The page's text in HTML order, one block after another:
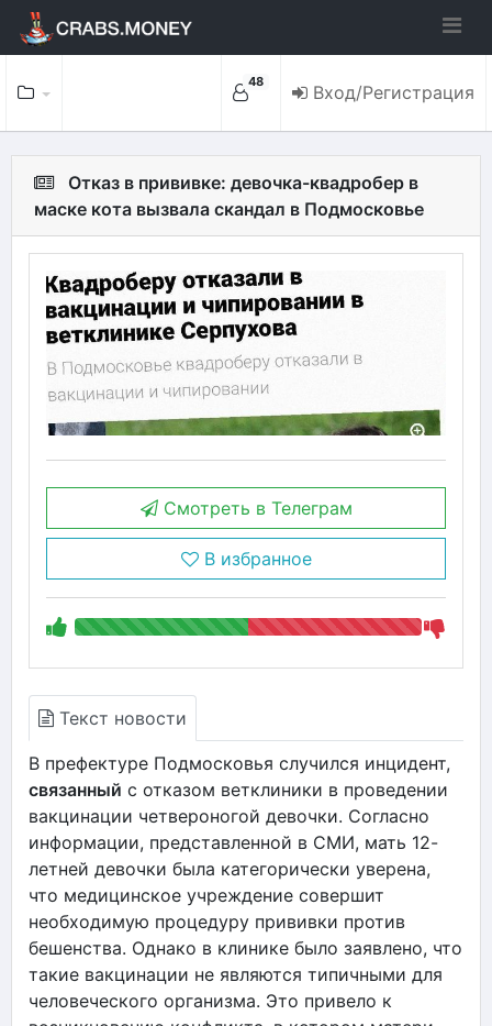
48 Вход/Регистрация
Отказ в прививке: девочка-квадробер в
маске кота вызвала скандал в Подмосковье
Смотреть в Телеграм
В избранное
Текст новости
В префектуре Подмосковья случился инцидент,
связанный с отказом ветклиники в проведении
вакцинации четвероногой девочки. Согласно
информации, представленной в СМИ, мать 12-
летней девочки была категорически уверена,
что медицинское учреждение совершит
необходимую процедуру прививки против
бешенства. Однако в клинике было заявлено, что
такие вакцинации не являются типичными для
человеческого организма. Это привело к